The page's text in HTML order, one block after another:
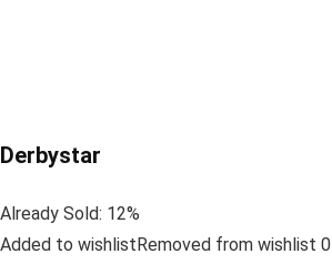
Derbystar
Already Sold: 12%
Added to wishlistRemoved from wishlist 0